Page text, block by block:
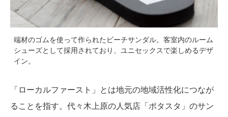
端材のゴムを使って作られたビーチサンダル。客室内のルーム
シューズとして採用されており、ユニセックスで楽しめるデザ
イン。
「ローカルファースト」とは地元の地域活性化につなが
ることを指す。代々木上原の人気店「ポタスタ」のサン